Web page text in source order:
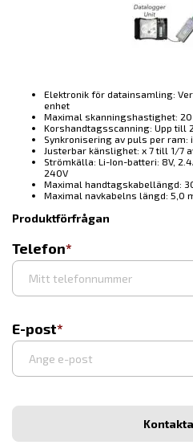
Elektronik för datainsamling:
enhet
Maximal skanningshastighet:
Korshandtagsscanning: Upp till 2
Synkronisering av puls per ram:
Justerbar känslighet: x 7 till 1/7
Strömkälla: Li-Ion-batteri: 8V,
240V
Maximal handtagskabellängd:
Maximal navkabelns längd: 5,0
Produktförfrågan
Telefon
E-post